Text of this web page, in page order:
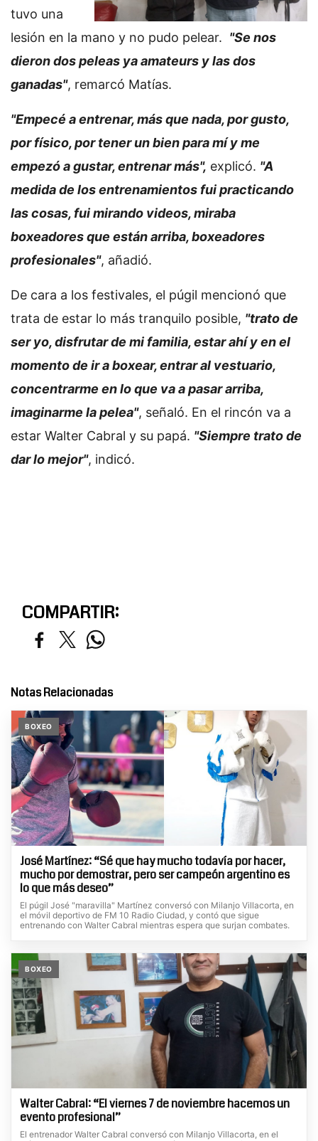
tuvo una
lesión en la mano y no pudo pelear. "Se nos
dieron dos peleas ya amateurs y las dos
ganadas", remarcó Matías.
"Empecé a entrenar, más que nada, por gusto,
por físico, por tener un bien para mí y me
empezó a gustar, entrenar más", explicó. "A
medida de los entrenamientos fui practicando
las cosas, fui mirando videos, miraba
boxeadores que están arriba, boxeadores
profesionales", añadió.
De cara a los festivales, el púgil mencionó que
trata de estar lo más tranquilo posible, "trato de
ser yo, disfrutar de mi familia, estar ahí y en el
momento de ir a boxear, entrar al vestuario,
concentrarme en lo que va a pasar arriba,
imaginarme la pelea", señaló. En el rincón va a
estar Walter Cabral y su papá. "Siempre trato de
dar lo mejor", indicó.
COMPARTIR:
Notas Relacionadas
BOXEO
José Martínez: “Sé que hay mucho todavía por hacer,
mucho por demostrar, pero ser campeón argentino es
lo que más deseo”
El púgil José "maravilla" Martínez conversó con Milanjo Villacorta, en
el móvil deportivo de FM 10 Radio Ciudad, y contó que sigue
entrenando con Walter Cabral mientras espera que surjan combates.
BOXEO
Walter Cabral: “El viernes 7 de noviembre hacemos un
evento profesional”
El entrenador Walter Cabral conversó con Milanjo Villacorta, en el